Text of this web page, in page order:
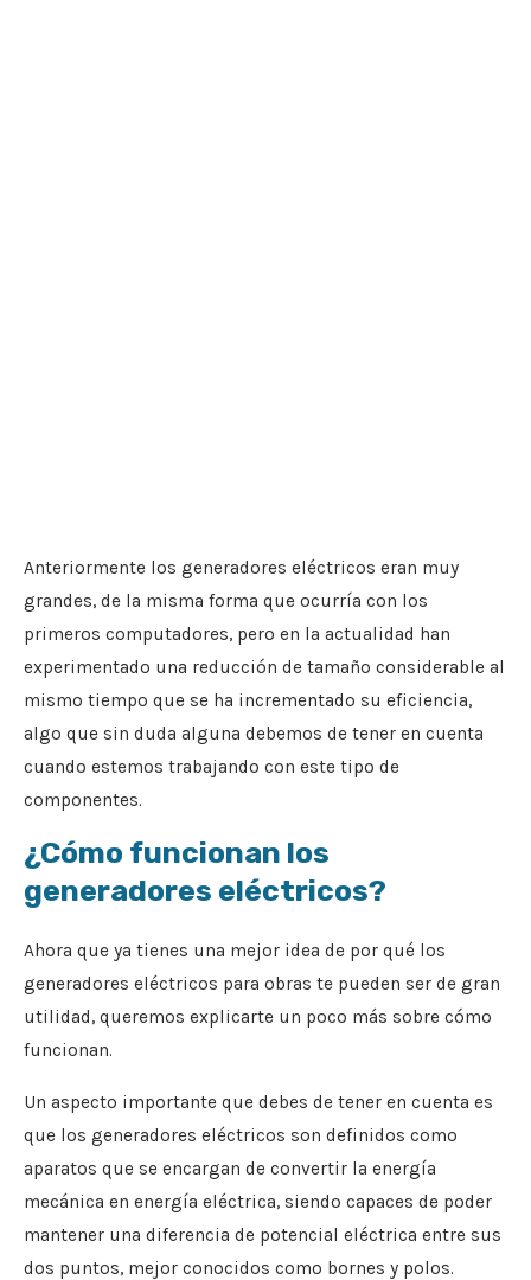
Anteriormente los generadores eléctricos eran muy
grandes, de la misma forma que ocurría con los
primeros computadores, pero en la actualidad han
experimentado una reducción de tamaño considerable al
mismo tiempo que se ha incrementado su eficiencia,
algo que sin duda alguna debemos de tener en cuenta
cuando estemos trabajando con este tipo de
componentes.
¿Cómo funcionan los
generadores eléctricos?
Ahora que ya tienes una mejor idea de por qué los
generadores eléctricos para obras te pueden ser de gran
utilidad, queremos explicarte un poco más sobre cómo
funcionan.
Un aspecto importante que debes de tener en cuenta es
que los generadores eléctricos son definidos como
aparatos que se encargan de convertir la energía
mecánica en energía eléctrica, siendo capaces de poder
mantener una diferencia de potencial eléctrica entre sus
dos puntos, mejor conocidos como bornes y polos.